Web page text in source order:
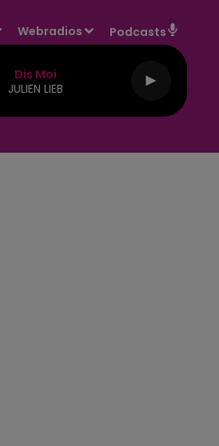
Webradios Podcasts
Dis Moi
JULIEN LIEB